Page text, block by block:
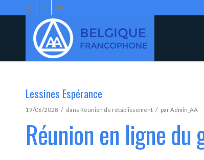
Lessines Espérance
19/06/2028 / dans Réunion de rétablissement / parAdmin_AA
Réunion en ligne du